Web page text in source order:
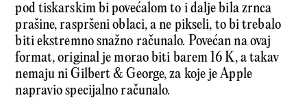
pod tiskarskim bi povećalom to i dalje bila zrnca
prašine, raspršeni oblaci, a ne pikseli, to bi trebalo
biti ekstremno snažno računalo. Povećan na ovaj
format, original je morao biti barem 16 K, a takav
nemaju ni Gilbert & George, za koje je Apple
napravio specijalno računalo.